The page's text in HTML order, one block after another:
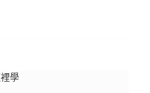
學